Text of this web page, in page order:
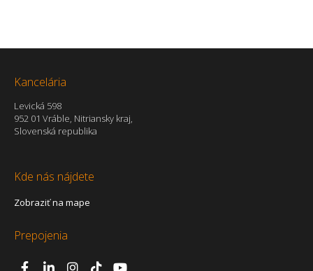
Kancelária
Levická 598
952 01 Vráble, Nitriansky kraj,
Slovenská republika
Kde nás nájdete
Zobraziť na mape
Prepojenia